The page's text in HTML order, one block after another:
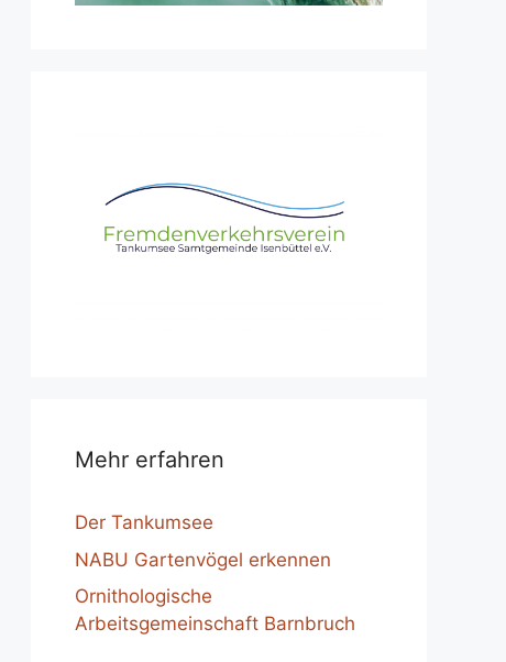
Mehr erfahren
Der Tankumsee
NABU Gartenvögel erkennen
Ornithologische
Arbeitsgemeinschaft Barnbruch